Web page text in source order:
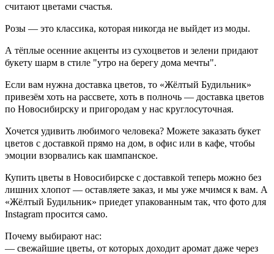
считают цветами счастья.
Розы — это классика, которая никогда не выйдет из моды.
А тёплые осенние акценты из сухоцветов и зелени придают
букету шарм в стиле "утро на берегу дома мечты".
Если вам нужна доставка цветов, то «Жёлтый Будильник»
привезём хоть на рассвете, хоть в полночь — доставка цветов
по Новосибирску и пригородам у нас круглосуточная.
Хочется удивить любимого человека? Можете заказать букет
цветов с доставкой прямо на дом, в офис или в кафе, чтобы
эмоции взорвались как шампанское.
Купить цветы в Новосибирске с доставкой теперь можно без
лишних хлопот — оставляете заказ, и мы уже мчимся к вам. А
«Жёлтый Будильник» приедет упакованным так, что фото для
Instagram просится само.
Почему выбирают нас:
— свежайшие цветы, от которых доходит аромат даже через